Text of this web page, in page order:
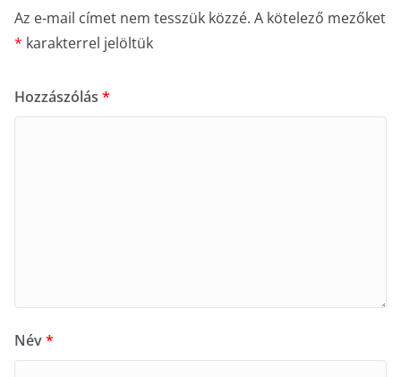
Az e-mail címet nem tesszük közzé. A kötelező mezőket
* karakterrel jelöltük
Hozzászólás *
Név*